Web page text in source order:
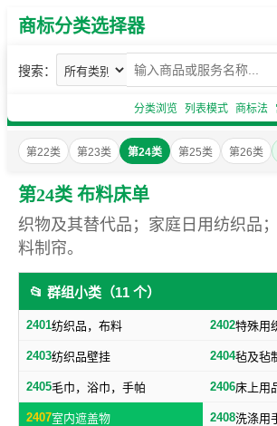
商标分类选择器
搜索：
分类浏览 列表模式 商标法
第22类 第23类 第24类 第25类 第26类
第24类 布料床单
织物及其替代品；家庭日用纺织品
料制帘。
📂 群组小类（11 个）
2401纺织品，布料 2402特殊用
2403纺织品壁挂 2404毡及毡
2405毛巾，浴巾，手帕 2406床上用
2407室内遮盖物 2408洗涤用